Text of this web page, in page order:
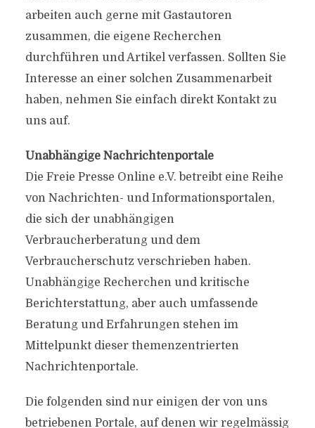
arbeiten auch gerne mit Gastautoren
zusammen, die eigene Recherchen
durchführen und Artikel verfassen. Sollten Sie
Interesse an einer solchen Zusammenarbeit
haben, nehmen Sie einfach direkt Kontakt zu
uns auf.
Unabhängige Nachrichtenportale
Die Freie Presse Online e.V. betreibt eine Reihe
von Nachrichten- und Informationsportalen,
die sich der unabhängigen
Verbraucherberatung und dem
Verbraucherschutz verschrieben haben.
Unabhängige Recherchen und kritische
Berichterstattung, aber auch umfassende
Beratung und Erfahrungen stehen im
Mittelpunkt dieser themenzentrierten
Nachrichtenportale.
Die folgenden sind nur einigen der von uns
betriebenen Portale, auf denen wir regelmässig